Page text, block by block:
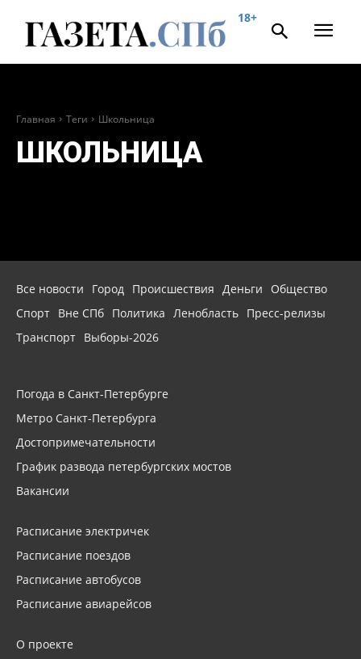
18+
Главная Теги Школьница
ШКОЛЬНИЦА
Все новости Город Происшествия Деньги
Общество
Спорт Вне СПб Политика Ленобласть Пресс-релизы
Транспорт Выборы-2026
Погода в Санкт-Петербурге
Метро Санкт-Петербурга
Достопримечательности
График развода петербургских мостов
Вакансии
Расписание электричек
Расписание поездов
Расписание автобусов
Расписание авиарейсов
О проекте